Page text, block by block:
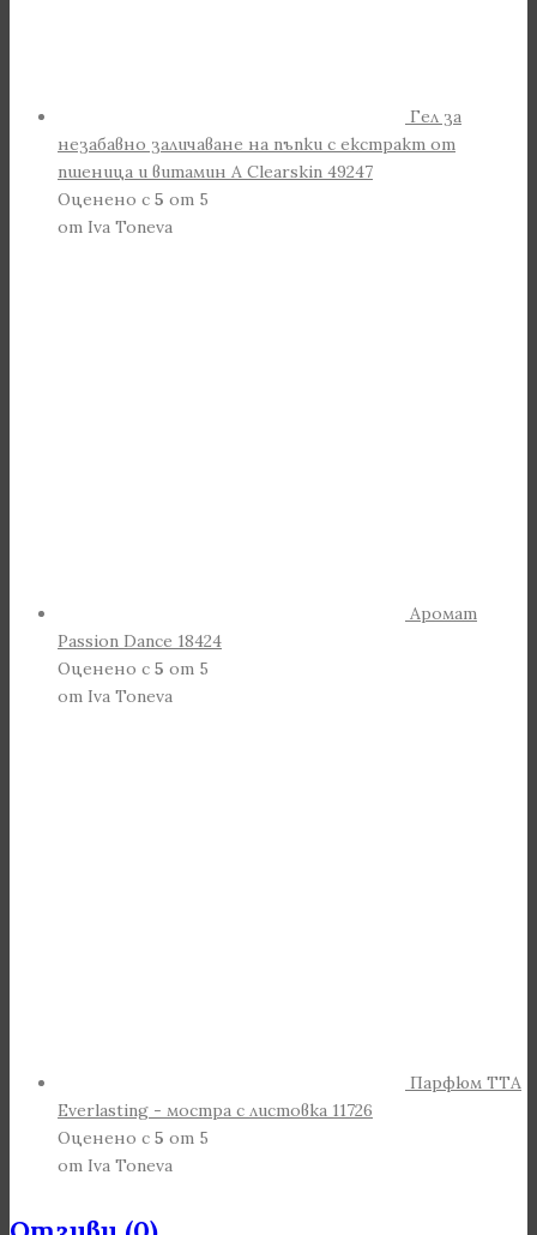
Гел за
незабавно заличаване на пъпки с екстракт от
пшеница и витамин А Clearskin 49247
Оценено с 5 от 5
от Iva Toneva
Аромат
Passion Dance 18424
Оценено с 5 от 5
от Iva Toneva
Парфюм TTA
Everlasting - мостра с листовка 11726
Оценено с 5 от 5
от Iva Toneva